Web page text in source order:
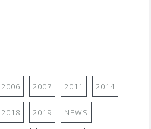
2006 2007 2011 2014
2018 2019 NEWS